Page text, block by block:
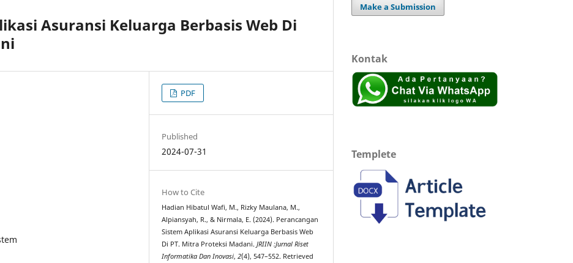
Asuransi Keluarga Berbasis Web Di
PDF
Published
2024-07-31
How to Cite
Hadian Hibatul Wafi, M., Rizky Maulana, M.,
Alpiansyah, R., & Nirmala, E. (2024). Perancangan
Sistem Aplikasi Asuransi Keluarga Berbasis Web
Di PT. Mitra Proteksi Madani.JRIIN :Jurnal Riset
Informatika Dan Inovasi,2(4), 547–552. Retrieved
Make a Submission
Kontak
Templete